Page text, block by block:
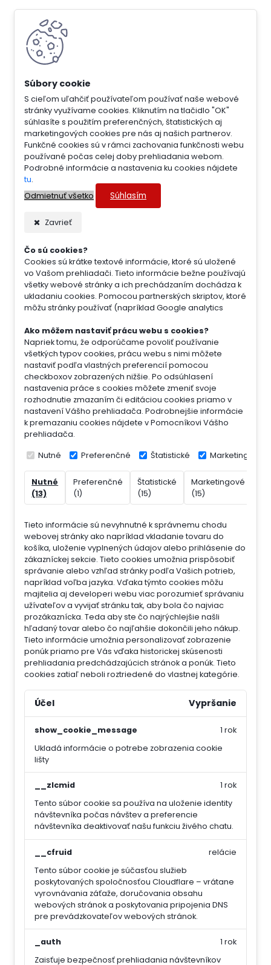
S cieľom uľahčiť používateľom používať naše webové
stránky využívame cookies. Kliknutím na tlačidlo "OK"
súhlasíte s použitím preferenčných, štatistických aj
marketingových cookies pre nás aj našich partnerov.
Funkčné cookies sú v rámci zachovania funkčnosti webu
používané počas celej doby prehliadania webom.
Podrobné informácie a nastavenia ku cookies nájdete
tu.
Odmietnuť všetko
Súhlasím
Zavrieť
Čo sú cookies?
Cookies sú krátke textové informácie, ktoré sú uložené
vo Vašom prehliadači. Tieto informácie bežne používajú
všetky webové stránky a ich prechádzaním dochádza k
ukladaniu cookies. Pomocou partnerských skriptov, ktoré
môžu stránky používať (napríklad Google analytics
Ako môžem nastaviť prácu webu s cookies?
Napriek tomu, že odporúčame povoliť používanie
všetkých typov cookies, prácu webu s nimi môžete
nastaviť podľa vlastných preferencií pomocou
checkboxov zobrazených nižšie. Po odsúhlasení
nastavenia práce s cookies môžete zmeniť svoje
rozhodnutie zmazaním či editáciou cookies priamo v
nastavení Vášho prehliadača. Podrobnejšie informácie
k premazaniu cookies nájdete v Pomocníkovi Vášho
prehliadača.
Nutné Preferenčné Štatistické Marketingové
Nutné
(13)
Preferenčné
(1)
Štatistické
(15)
Marketingové
(15)
Tieto informácie sú nevyhnutné k správnemu chodu
webovej stránky ako napríklad vkladanie tovaru do
košíka, uloženie vyplnených údajov alebo prihlásenie do
zákazníckej sekcie. Tieto cookies umožnia prispôsobiť
správanie alebo vzhľad stránky podľa Vašich potrieb,
napríklad voľba jazyka. Vďaka týmto cookies môžu
majitelia aj developeri webu viac porozumieť správaniu
užívateľov a vyvijať stránku tak, aby bola čo najviac
prozákaznícka. Teda aby ste čo najrýchlejšie našli
hľadaný tovar alebo čo najľahšie dokončili jeho nákup.
Tieto informácie umožnia personalizovať zobrazenie
ponúk priamo pre Vás vďaka historickej skúsenosti
prehliadania predchádzajúcich stránok a ponúk. Tieto
cookies zatiaľ neboli roztriedené do vlastnej kategórie.
Účel Vypršanie
show_cookie_message
Ukladá informácie o potrebe zobrazenia cookie
lišty
1 rok
__zlcmid
Tento súbor cookie sa používa na uloženie identity
návštevníka počas návštev a preferencie
návštevníka deaktivovať našu funkciu živého chatu.
1 rok
__cfruid
Tento súbor cookie je súčasťou služieb
poskytovaných spoločnosťou Cloudflare – vrátane
vyrovnávania záťaže, doručovania obsahu
webových stránok a poskytovania pripojenia DNS
pre prevádzkovateľov webových stránok.
relácie
_auth
Zaisťuje bezpečnosť prehliadania návštevníkov
1 rok